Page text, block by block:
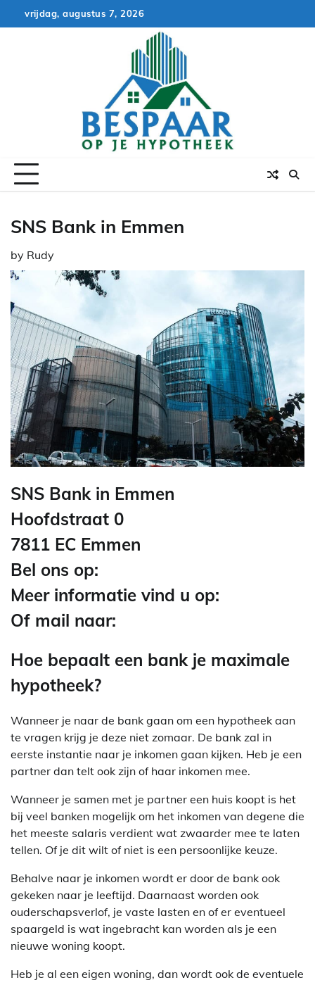
to
vrijdag, augustus 7, 2026
SNS Bank in Emmen
by Rudy
SNS Bank in Emmen
Hoofdstraat 0
7811 EC Emmen
Bel ons op:
Meer informatie vind u op:
Of mail naar:
Hoe bepaalt een bank je maximale
hypotheek?
Wanneer je naar de bank gaan om een hypotheek aan
te vragen krijg je deze niet zomaar. De bank zal in
eerste instantie naar je inkomen gaan kijken. Heb je een
partner dan telt ook zijn of haar inkomen mee.
Wanneer je samen met je partner een huis koopt is het
bij veel banken mogelijk om het inkomen van degene die
het meeste salaris verdient wat zwaarder mee te laten
tellen. Of je dit wilt of niet is een persoonlijke keuze.
Behalve naar je inkomen wordt er door de bank ook
gekeken naar je leeftijd. Daarnaast worden ook
ouderschapsverlof, je vaste lasten en of er eventueel
spaargeld is wat ingebracht kan worden als je een
nieuwe woning koopt.
Heb je al een eigen woning, dan wordt ook de eventuele